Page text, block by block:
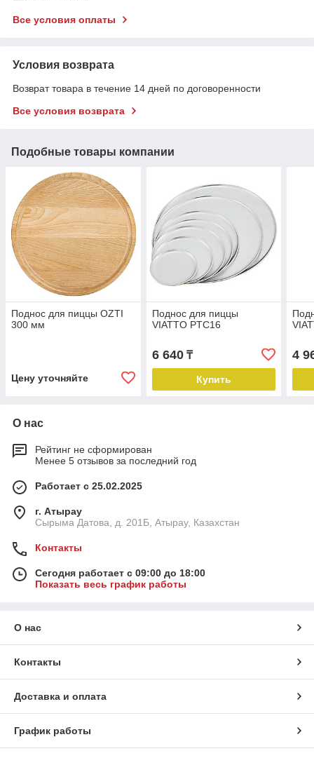
Все условия оплаты
Условия возврата
Возврат товара в течение 14 дней по договоренности
Все условия возврата
Подобные товары компании
Поднос для пиццы OZTI
300 мм
Цену уточняйте
Поднос для пиццы
VIATTO PTC16
6 640₸
Купить
4
О нас
Рейтинг не сформирован
Менее 5 отзывов за последний год
Работает с 25.02.2025
г. Атырау
Сырыма Датова, д. 201Б, Атырау, Казахстан
Контакты
Сегодня работает с 09:00 до 18:00
Показать весь график работы
О нас
Контакты
Доставка и оплата
График работы